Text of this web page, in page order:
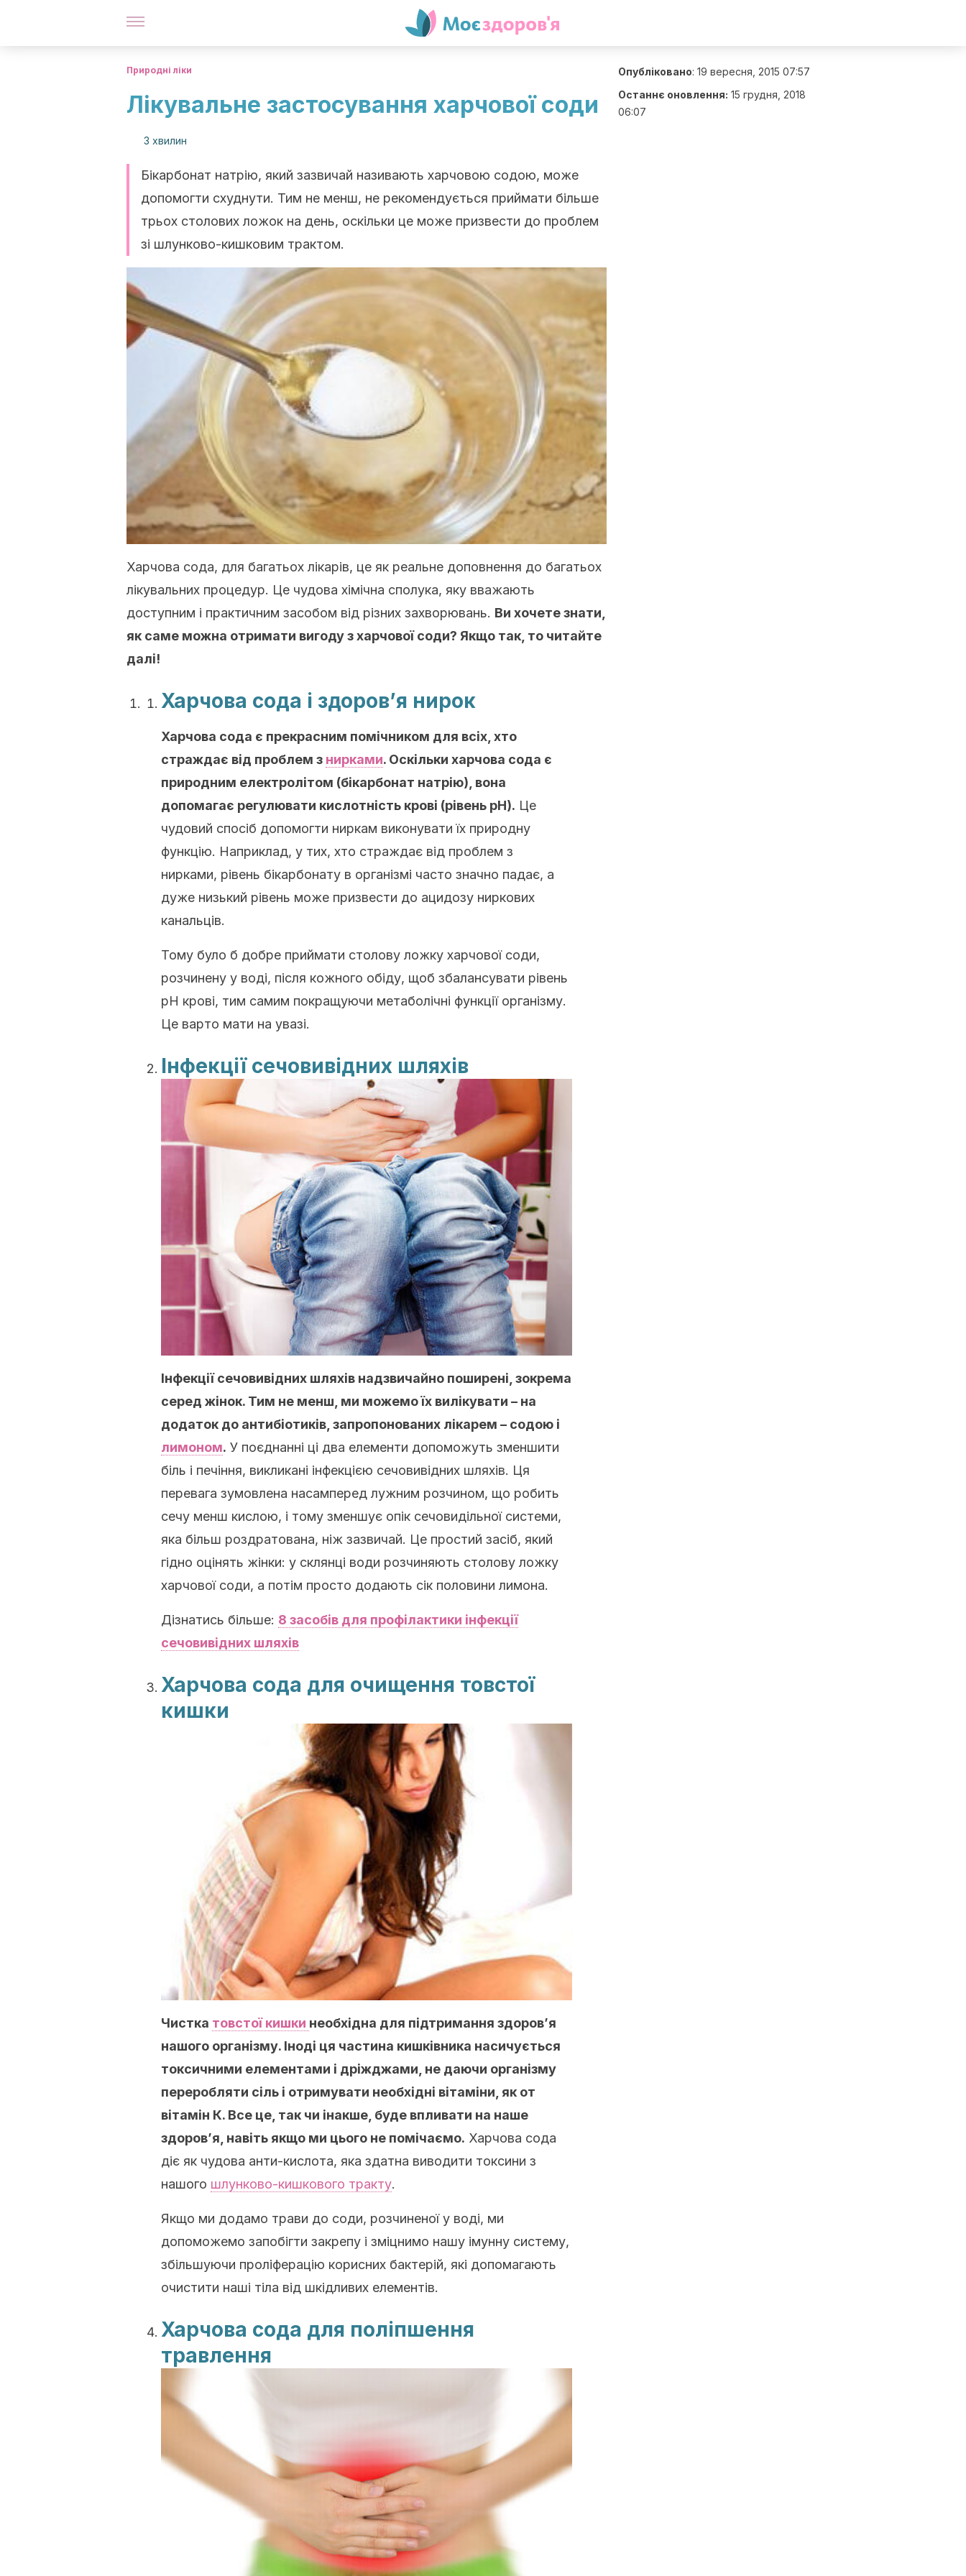
Природні ліки
Лікувальне застосування харчової соди
3 хвилин
Бікарбонат натрію, який зазвичай називають харчовою содою, може
допомогти схуднути. Тим не менш, не рекомендується приймати більше
трьох столових ложок на день, оскільки це може призвести до проблем
зі шлунково-кишковим трактом.
Харчова сода, для багатьох лікарів, це як реальне доповнення до багатьох
лікувальних процедур. Це чудова хімічна сполука, яку вважають
доступним і практичним засобом від різних захворювань. Ви хочете знати,
як саме можна отримати вигоду з харчової соди? Якщо так, то читайте
далі!
Харчова сода і здоров’я нирок
Харчова сода є прекрасним помічником для всіх, хто
страждає від проблем з нирками. Оскільки харчова сода є
природним електролітом (бікарбонат натрію), вона
допомагає регулювати кислотність крові (рівень рН). Це
чудовий спосіб допомогти ниркам виконувати їх природну
функцію. Наприклад, у тих, хто страждає від проблем з
нирками, рівень бікарбонату в організмі часто значно падає, а
дуже низький рівень може призвести до ацидозу ниркових
канальців.
Тому було б добре приймати столову ложку харчової соди,
розчинену у воді, після кожного обіду, щоб збалансувати рівень
рН крові, тим самим покращуючи метаболічні функції організму.
Це варто мати на увазі.
Інфекції сечовивідних шляхів
Інфекції сечовивідних шляхів надзвичайно поширені, зокрема
серед жінок. Тим не менш, ми можемо їх вилікувати – на
додаток до антибіотиків, запропонованих лікарем – содою і
лимоном. У поєднанні ці два елементи допоможуть зменшити
біль і печіння, викликані інфекцією сечовивідних шляхів. Ця
перевага зумовлена насамперед лужним розчином, що робить
сечу менш кислою, і тому зменшує опік сечовидільної системи,
яка більш роздратована, ніж зазвичай. Це простий засіб, який
гідно оцінять жінки: у склянці води розчиняють столову ложку
харчової соди, а потім просто додають сік половини лимона.
Дізнатись більше: 8 засобів для профілактики інфекції
сечовивідних шляхів
Харчова сода для очищення товстої
кишки
Чистка товстої кишки необхідна для підтримання здоров’я
нашого організму. Іноді ця частина кишківника насичується
токсичними елементами і дріжджами, не даючи організму
переробляти сіль і отримувати необхідні вітаміни, як от
вітамін К. Все це, так чи інакше, буде впливати на наше
здоров’я, навіть якщо ми цього не помічаємо. Харчова сода
діє як чудова анти-кислота, яка здатна виводити токсини з
нашого шлунково-кишкового тракту.
Якщо ми додамо трави до соди, розчиненої у воді, ми
допоможемо запобігти закрепу і зміцнимо нашу імунну систему,
збільшуючи проліферацію корисних бактерій, які допомагають
очистити наші тіла від шкідливих елементів.
Харчова сода для поліпшення
травлення
Опубліковано: 19 вересня, 2015 07:57
Останнє оновлення: 15 грудня, 2018
06:07